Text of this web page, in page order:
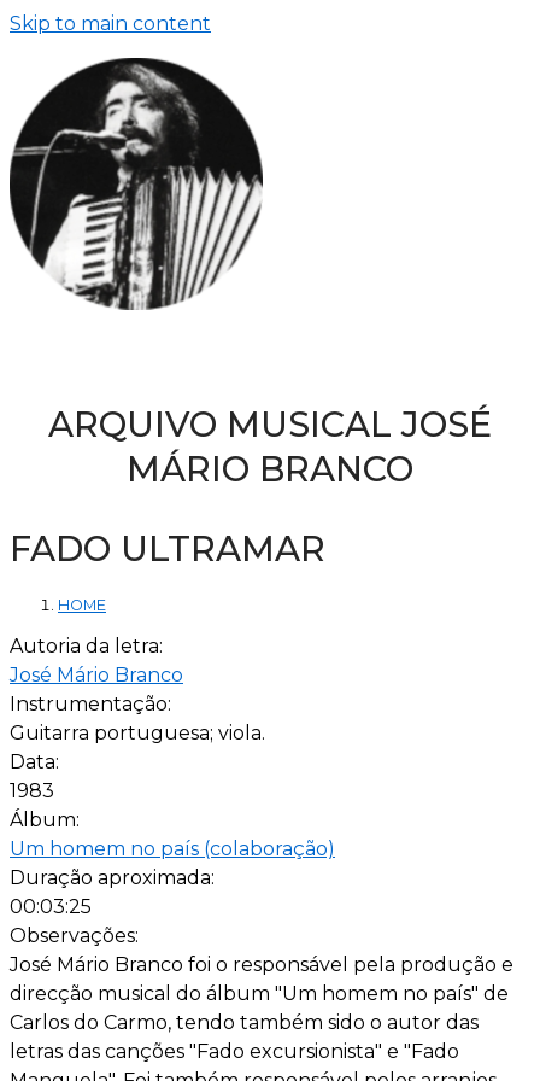
Skip to main content
ARQUIVO MUSICAL JOSÉ
MÁRIO BRANCO
FADO ULTRAMAR
HOME
Autoria da letra:
José Mário Branco
Instrumentação:
Guitarra portuguesa; viola.
Data:
1983
Álbum:
Um homem no país (colaboração)
Duração aproximada:
00:03:25
Observações:
José Mário Branco foi o responsável pela produção e
direcção musical do álbum "Um homem no país" de
Carlos do Carmo, tendo também sido o autor das
letras das canções "Fado excursionista" e "Fado